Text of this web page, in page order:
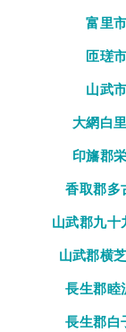
富里市
匝瑳市
山武市
大網白
印旛郡
香取郡多
山武郡九十
山武郡横
長生郡睦
長生郡白